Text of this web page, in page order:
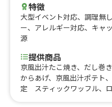
特徴
大型イベント対応、 調理無
ー、 アレルギー対応、 キャ
源
提供商品
京風出汁たこ焼き、だし巻
からあげ、京風出汁ポテト
定 スティックワッフル、